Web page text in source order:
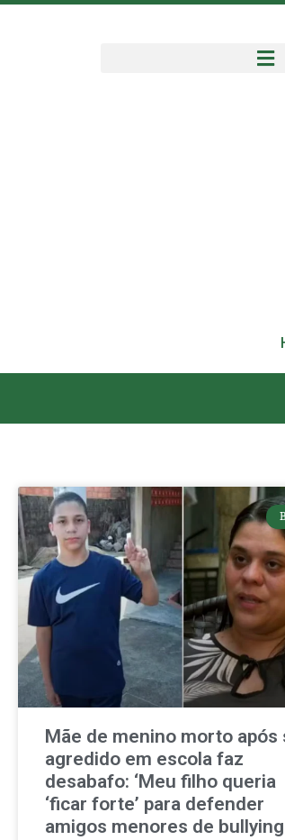
Mãe de menino morto após
agredido em escola faz
desabafo: ‘Meu filho queria
‘ficar forte’ para defender
amigos menores de